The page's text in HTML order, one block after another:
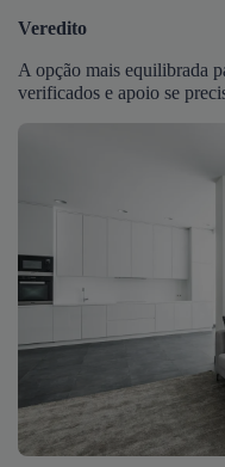
Veredito
A opção mais equilibrada
verificados e apoio se